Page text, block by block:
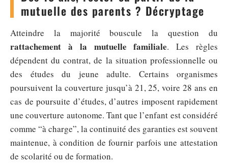
mutuelle des parents ? Décryptage
Atteindre la majorité bouscule la question du
rattachement à la mutuelle familiale. Les règles
dépendent du contrat, de la situation professionnelle ou
des études du jeune adulte. Certains organismes
poursuivent la couverture jusqu’à 21, 25, voire 28 ans en
cas de poursuite d’études, d’autres imposent rapidement
une couverture autonome. Tant que l’enfant est considéré
comme “à charge”, la continuité des garanties est souvent
maintenue, à condition de fournir parfois une attestation
de scolarité ou de formation.